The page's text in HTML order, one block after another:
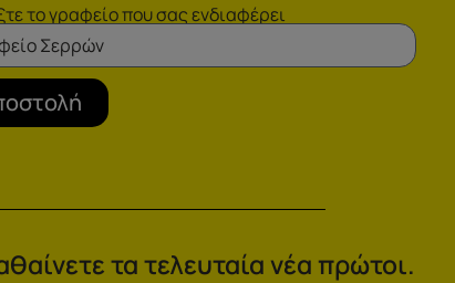
το γραφείο που σας ενδιαφέρει
τα τελευταία νέα πρώτοι.